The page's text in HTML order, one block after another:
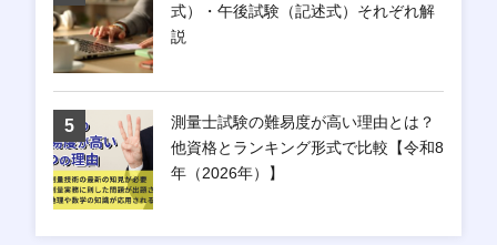
式）・午後試験（記述式）それぞれ解
説
測量士試験の難易度が高い理由とは？
他資格とランキング形式で比較【令和8
年（2026年）】